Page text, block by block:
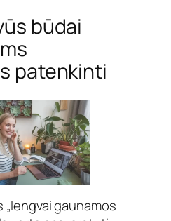
būdai
patenkinti
gaunamos